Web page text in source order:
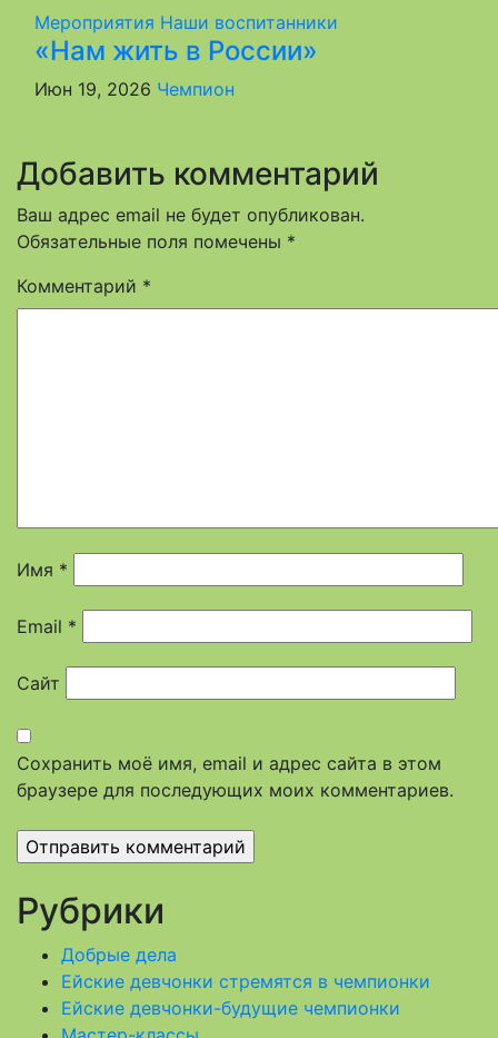
Мероприятия Наши воспитанники
«Нам жить в России»
Июн 19, 2026 Чемпион
Добавить комментарий
Ваш адрес email не будет опубликован.
Обязательные поля помечены *
Комментарий *
Имя *
Email *
Сайт
Сохранить моё имя, email и адрес сайта в этом
браузере для последующих моих комментариев.
Рубрики
Добрые дела
Ейские девчонки стремятся в чемпионки
Ейские девчонки-будущие чемпионки